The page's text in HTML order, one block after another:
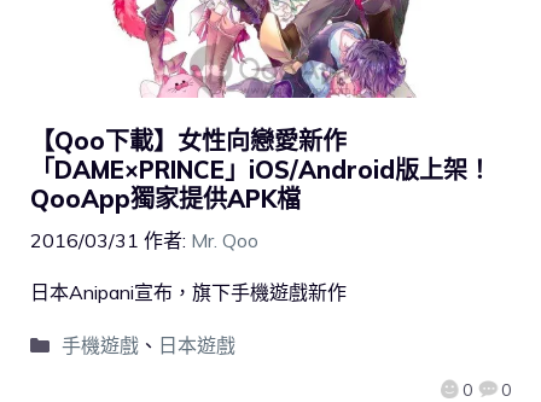
【Qoo下載】女性向戀愛新作
「DAME×PRINCE」iOS/Android版上架！
QooApp獨家提供APK檔
2016/03/31 作者: Mr. Qoo
0 0
日本Anipani宣布，旗下手機遊戲新作
手機遊戲、 日本遊戲